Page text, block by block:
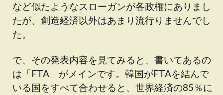
など似たようなスローガンが各政権にありまし
たが、創造経済以外はあまり流行りませんでし
た。
で、その発表内容を見てみると、書いてあるの
は「FTA」がメインです。韓国がFTAを結んで
いる国をすべて合わせると、世界経済の85％に